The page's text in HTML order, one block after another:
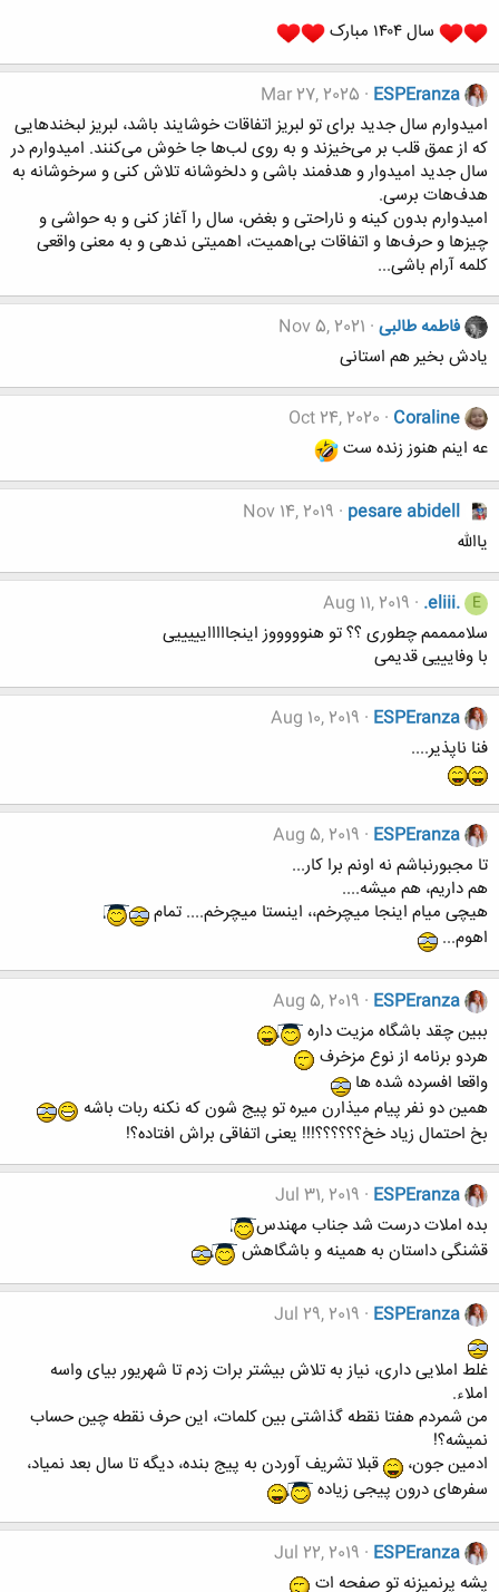
سال ۱۴۰۴ مبارک
ESPEranza
Mar 27, 2025
امیدوارم سال جدید برای تو لبریز اتفاقات خوشایند باشد، لبریز لبخندهایی
که از عمق قلب بر می‌خیزند و به روی لب‌ها جا خوش می‌کنند. امیدوارم در
سال جدید امیدوار و هدفمند باشی و دلخوشانه تلاش کنی و سرخوشانه به
هدف‌هات برسی.
امیدوارم بدون کینه و ناراحتی و بغض، سال را آغاز کنی و به حواشی و
چیزها و حرف‌ها ‌و اتفاقات بی‌اهمیت، اهمیتی ندهی و به معنی واقعی
کلمه آرام باشی...
فاطمه طالبی Nov 5, 2021
یادش بخیر هم استانی
Coraline
Oct 24, 2020
عه اینم هنوز زنده ست
pesare abidell
Nov 14, 2019
یاالله
E
.eliii.
Aug 11, 2019
سلاممممم چطوری ؟؟ تو هنوووووز اینجااااایییییی
با وفایییی قدیمی
ESPEranza
Aug 10, 2019
فنا ناپذیر....
ESPEranza
Aug 5, 2019
تا مجبورنباشم نه اونم برا کار...
هم داریم، هم میشه....
هیچی میام اینجا میچرخم،، اینستا میچرخم.... تمام
اهوم...
ESPEranza
Aug 5, 2019
ببین چقد باشگاه مزیت داره
هردو برنامه از نوع مزخرف
واقعا افسرده شده ها
همین دو نفر پیام میذارن میره تو پیج شون که نکنه ربات باشه
‌بخ احتمال زیاد خخ؟؟؟؟؟؟!!! یعنی اتفاقی براش افتاده؟!
ESPEranza
Jul 31, 2019
بده املات درست ‌‌شد جناب مهندس
قشنگی داستان به همینه و باشگاهش
ESPEranza
Jul 29, 2019
غلط املایی داری، نیاز به تلاش بیشتر برات زدم تا شهریور بیای واسه
املاء.
من شمردم هفتا نقطه گذاشتی بین کلمات، این حرف نقطه چین حساب
نمیشه؟!
ادمین جون،
قبلا تشریف آوردن به پیج بنده، دیگه تا سال بعد نمیاد،
سفرهای درون پیجی زیاده
ESPEranza
Jul 22, 2019
پشه پرنمیزنه تو صفحه ات